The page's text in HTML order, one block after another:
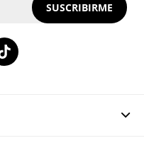
SUSCRIBIRME